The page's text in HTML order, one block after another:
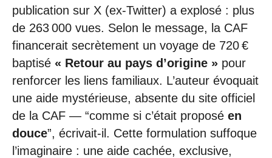
publication sur X (ex-Twitter) a explosé : plus
de 263 000 vues. Selon le message, la CAF
financerait secrètement un voyage de 720 €
baptisé « Retour au pays d’origine » pour
renforcer les liens familiaux. L’auteur évoquait
une aide mystérieuse, absente du site officiel
de la CAF — “comme si c’était proposé en
douce”, écrivait-il. Cette formulation suffoque
l’imaginaire : une aide cachée, exclusive,